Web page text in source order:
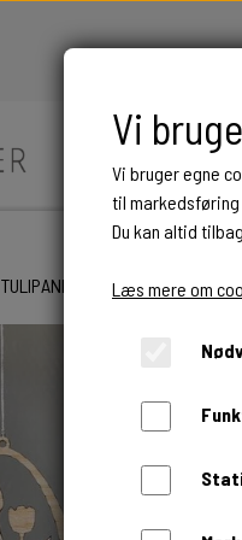
BORDKORT I TRÆ
OVERGANGE OG
ÆRESPORTE
TULIPANDRØMME II
Vi
Vi bruger egne
til markedsføring
Du kan altid
Læs mere om